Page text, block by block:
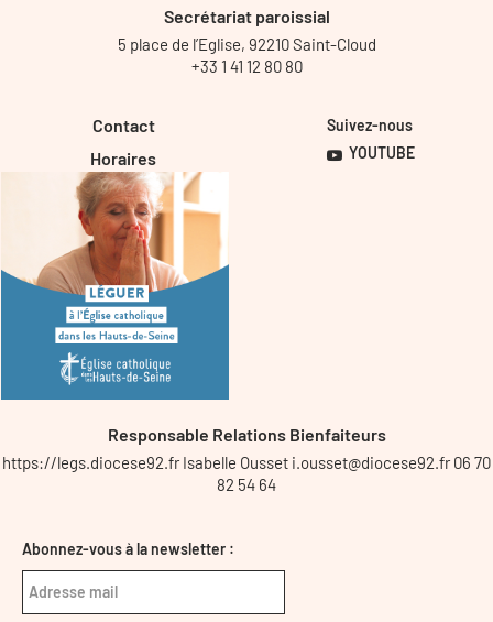
Secrétariat paroissial
5 place de l’Eglise, 92210 Saint-Cloud
+33 1 41 12 80 80
Contact
Horaires
Suivez-nous
YOUTUBE
Responsable Relations Bienfaiteurs
https://legs.diocese92.fr Isabelle Ousset i.ousset@diocese92.fr 06 70
82 54 64
Abonnez-vous à la newsletter :